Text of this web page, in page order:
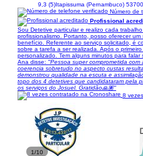
9,3 (5)Itapissuma (Pernambuco)
Número de
Profissional
Sou Detetive particular e realizo cada
profissionalismo. Portanto, posso oferecer
benefício. Referente ao serviço solicitado, é
sobre a tarefa a ser realizada. Após o
personalizado. Tem alguns minutos para falar
Ana disse: "Pessoa super comprometida
coerencia sobretudo no aspecto custas
demonstrou qualidade na escuta e
topo dos 4 detetives que candidataram pela
os serviços do Josuel. Gratidão🙏🏽"
8
1/10